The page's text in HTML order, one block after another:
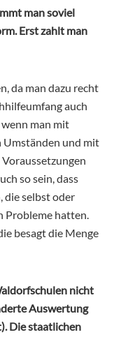
man soviel
Erst zahlt man
da man dazu recht
auch
man mit
Umständen und mit
so sein, dass
die selbst oder
Probleme hatten.
besagt die Menge
nicht
Auswertung
Die staatlichen